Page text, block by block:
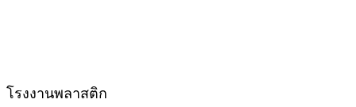
โรงงานพลาสติก